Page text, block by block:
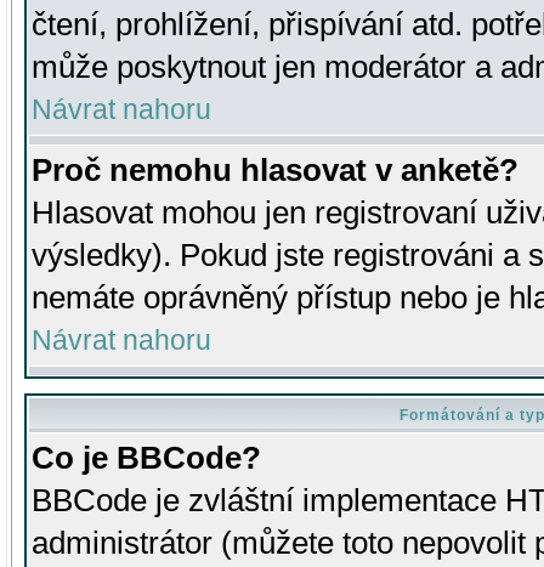
čtení, prohlížení, přispívání atd.
může poskytnout jen moderátor a
Návrat nahoru
Proč nemohu hlasovat v anketě?
Hlasovat mohou jen registrovaní
výsledky). Pokud jste registrováni a
nemáte oprávněný přístup nebo je
Návrat nahoru
Formátování a
Co je BBCode?
BBCode je zvláštní implementace
administrátor (můžete toto